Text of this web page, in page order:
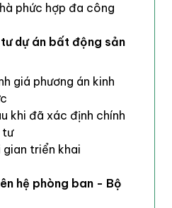
phức hợp đa công
dự án bất động sản
giá phương án kinh
khi đã xác định chính
tư
triển khai
hệ phòng ban - Bộ